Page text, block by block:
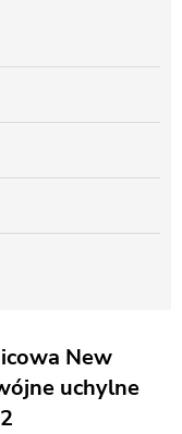
New
uchylne